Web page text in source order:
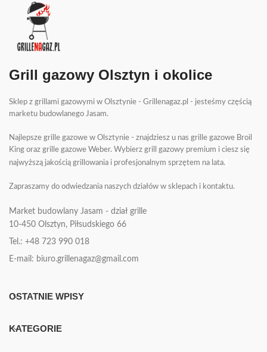
Grill gazowy Olsztyn i okolice
Sklep z grillami gazowymi w Olsztynie - Grillenagaz.pl - jesteśmy częścią
marketu budowlanego Jasam.
Najlepsze grille gazowe w Olsztynie - znajdziesz u nas grille gazowe Broil
King oraz grille gazowe Weber. Wybierz grill gazowy premium i ciesz się
najwyższą jakością grillowania i profesjonalnym sprzętem na lata.
Zapraszamy do odwiedzania naszych działów w sklepach i kontaktu.
Market budowlany Jasam - dział grille
10-450 Olsztyn, Piłsudskiego 66
Tel.: +48 723 990 018
E-mail: biuro.grillenagaz@gmail.com
OSTATNIE WPISY
KATEGORIE